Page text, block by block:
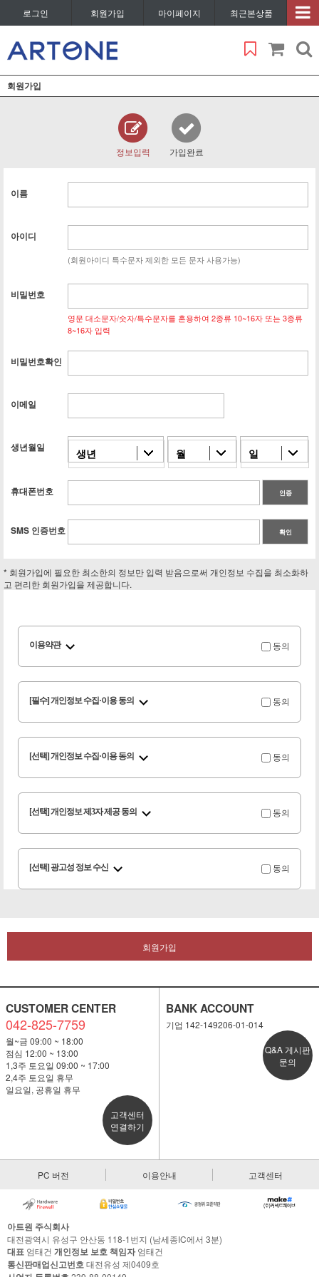
로그인 회원가입 마이페이지 최근본상품
회원가입
정보입력 가입완료
이름
아이디
(회원아이디 특수문자 제외한 모든 문자 사용가능)
비밀번호
영문 대소문자/숫자/특수문자를 혼용하여 2종류 10~16자 또는 3종류
8~16자 입력
비밀번호확인
이메일
생년월일
생년 월 일
휴대폰번호 인증
SMS 인증번호 확인
* 회원가입에 필요한 최소한의 정보만 입력 받음으로써 개인정보 수집을 최소화하
고 편리한 회원가입을 제공합니다.
이용약관 동의
[필수] 개인정보 수집·이용 동의 동의
[선택] 개인정보 수집·이용 동의 동의
[선택] 개인정보 제3자 제공 동의 동의
[선택] 광고성 정보 수신 동의
회원가입
CUSTOMER CENTER
042-825-7759
월~금 09:00 ~ 18:00
점심 12:00 ~ 13:00
1,3주 토요일 09:00 ~ 17:00
2,4주 토요일 휴무
일요일, 공휴일 휴무
고객센터
연결하기
BANK ACCOUNT
기업 142-149206-01-014
Q&A 게시판
문의
PC 버전 이용안내 고객센터
아트원 주식회사
대전광역시 유성구 안산동 118-1번지 (남세종IC에서 3분)
대표 엄태건 개인정보 보호 책임자엄태건
통신판매업신고번호대전유성 제0409호